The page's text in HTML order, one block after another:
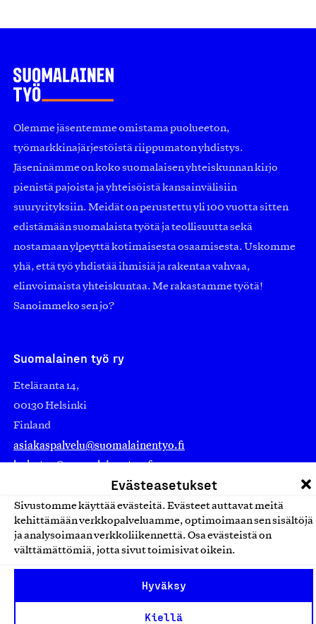
Evästeasetukset
Sivustomme käyttää evästeitä. Evästeet auttavat meitä
kehittämään verkkopalveluamme, optimoimaan sen sisältöjä
ja analysoimaan verkkoliikennettä. Osa evästeistä on
välttämättömiä, jotta sivut toimisivat oikein.
Hyväksy
Kiellä
Olemme jäsentemme omistama puolueeton,
työmarkkinajärjestöistä riippumaton yhdistys.
Jäseninämme on koko suomalaisen yhteiskunnan kirjo
pienistä pajoista ja yhteisöistä kansainvälisiin
suuryrityksiin. Meidät on perustettu yli 100 vuotta sitten
edistämään suomalaista työtä ja teollisuutta sekä
nostamaan ylpeyttä kotimaisesta osaamisesta. Uskomme
yhä, että työ yhdistää ihmisiä ja rakentaa vahvaa,
elinvoimaista yhteiskuntaa. Me rakastamme työtä!
Sanoimmeko sen jo?
Suomalainen työ ry
Eteläranta 14,
00130 Helsinki
Finland
asiakaspalvelu@suomalainentyo.fi
laskutus@suomalainentyo.fi
Avainlippu